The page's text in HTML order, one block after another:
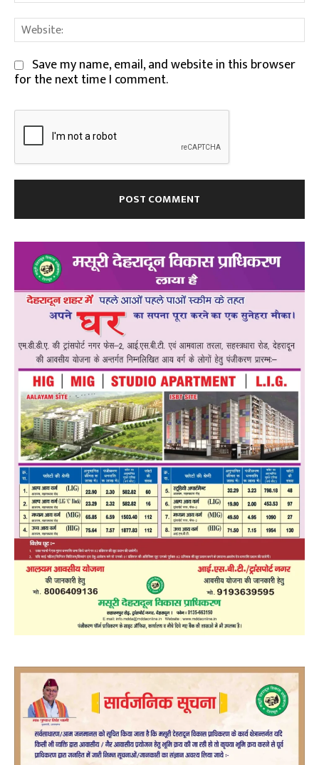
Save my name, email, and website in this browser
for the next time I comment.